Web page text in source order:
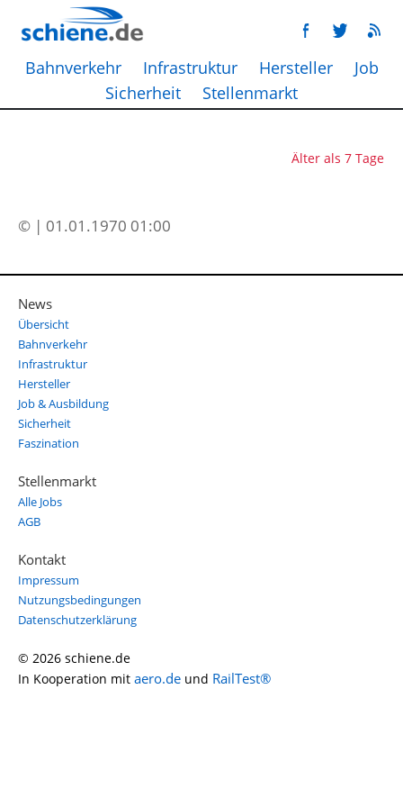
Bahnverkehr Infrastruktur Hersteller
Job
Sicherheit
Stellenmarkt
Älter als 7 Tage
© | 01.01.1970 01:00
News
Übersicht
Bahnverkehr
Infrastruktur
Hersteller
Job & Ausbildung
Sicherheit
Faszination
Stellenmarkt
Alle Jobs
AGB
Kontakt
Impressum
Nutzungsbedingungen
Datenschutzerklärung
© 2026 schiene.de
In Kooperation mit aero.de und RailTest®